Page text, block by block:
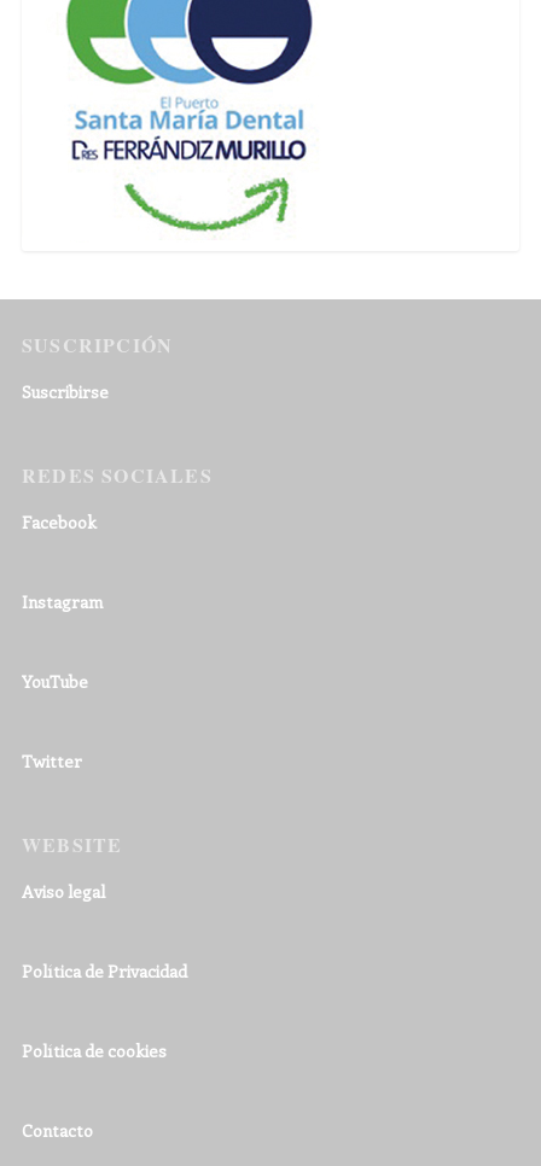
SUSCRIPCIÓN
Suscribirse
REDES SOCIALES
Facebook
Instagram
YouTube
Twitter
WEBSITE
Aviso legal
Política de Privacidad
Política de cookies
Contacto